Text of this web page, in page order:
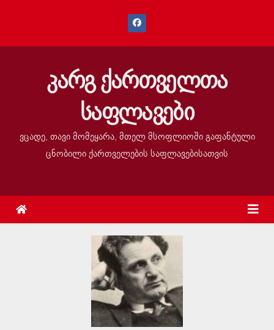
კარგ ქართველთა
საფლავები
ვცადე, თავი მომეყარა, მთელ მსოფლიოში გაფანტული
ცნობილი ქართველების საფლავებისათვის